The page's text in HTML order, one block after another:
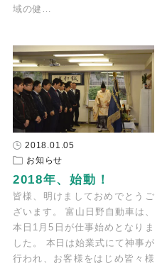
域の健…
2018.01.05
お知らせ
2018年、始動！
皆様、明けましておめでとうご
ざいます。 富山日野自動車は、
本日1月5日が仕事始めとなりま
した。 本日は始業式にて神事が
行われ、お客様をはじめ皆々様